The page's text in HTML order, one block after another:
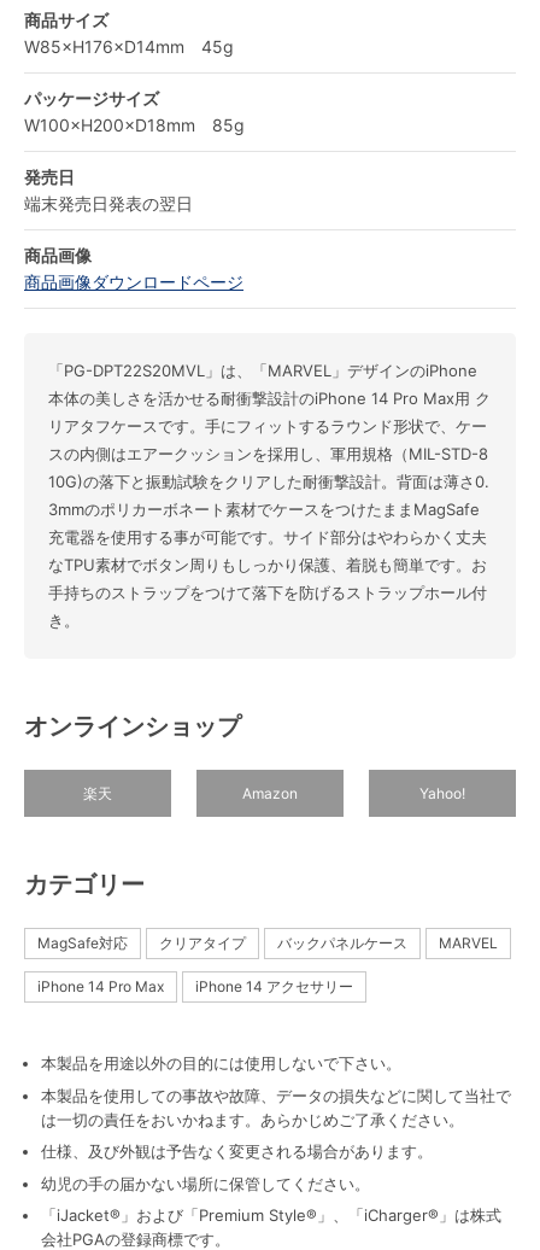
商品サイズ
W85×H176×D14mm 45g
パッケージサイズ
W100×H200×D18mm 85g
発売日
端末発売日発表の翌日
商品画像
商品画像ダウンロードページ
「PG-DPT22S20MVL」は、「MARVEL」デザインのiPhone
本体の美しさを活かせる耐衝撃設計のiPhone 14 Pro Max用 ク
リアタフケースです。手にフィットするラウンド形状で、ケー
スの内側はエアークッションを採用し、軍用規格（MIL-STD-8
10G)の落下と振動試験をクリアした耐衝撃設計。背面は薄さ0.
3mmのポリカーボネート素材でケースをつけたままMagSafe
充電器を使用する事が可能です。サイド部分はやわらかく丈夫
なTPU素材でボタン周りもしっかり保護、着脱も簡単です。お
手持ちのストラップをつけて落下を防げるストラップホール付
き。
オンラインショップ
楽天 Amazon Yahoo!
カテゴリー
MagSafe対応 クリアタイプ バックパネルケース MARVEL
iPhone 14 Pro Max iPhone 14 アクセサリー
本製品を用途以外の目的には使用しないで下さい。
本製品を使用しての事故や故障、データの損失などに関して当社で
は一切の責任をおいかねます。あらかじめご了承ください。
仕様、及び外観は予告なく変更される場合があります。
幼児の手の届かない場所に保管してください。
「iJacket®」および「Premium Style®」、「iCharger®」は株式
会社PGAの登録商標です。